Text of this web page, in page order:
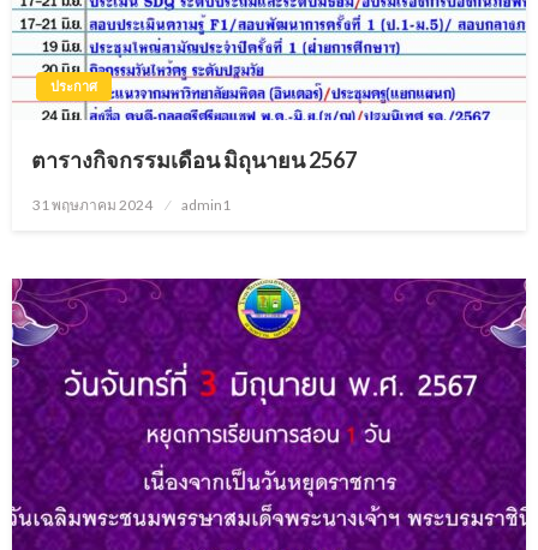
ประกาศ
ตารางกิจกรรมเดือน มิถุนายน 2567
Posted
31 พฤษภาคม 2024 admin1